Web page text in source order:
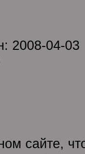
2008-04-03
сайте,